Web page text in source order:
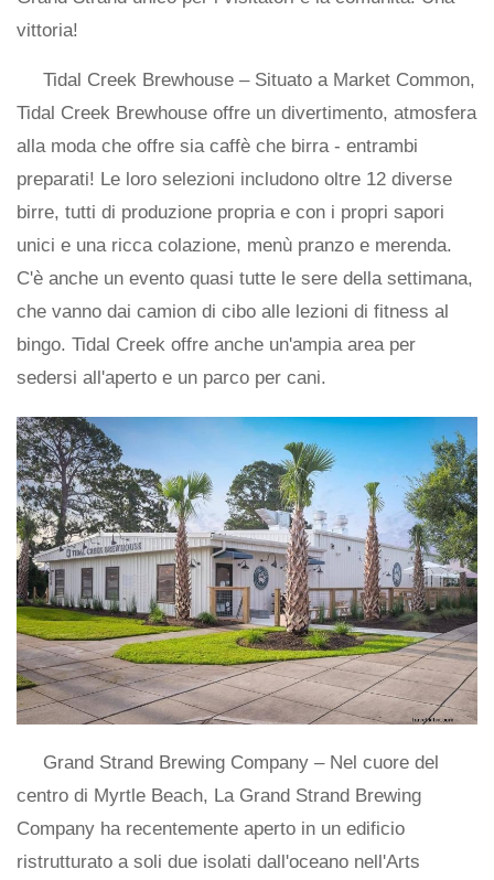
vittoria!
Tidal Creek Brewhouse – Situato a Market Common,
Tidal Creek Brewhouse offre un divertimento, atmosfera
alla moda che offre sia caffè che birra - entrambi
preparati! Le loro selezioni includono oltre 12 diverse
birre, tutti di produzione propria e con i propri sapori
unici e una ricca colazione, menù pranzo e merenda.
C'è anche un evento quasi tutte le sere della settimana,
che vanno dai camion di cibo alle lezioni di fitness al
bingo. Tidal Creek offre anche un'ampia area per
sedersi all'aperto e un parco per cani.
Grand Strand Brewing Company – Nel cuore del
centro di Myrtle Beach, La Grand Strand Brewing
Company ha recentemente aperto in un edificio
ristrutturato a soli due isolati dall'oceano nell'Arts